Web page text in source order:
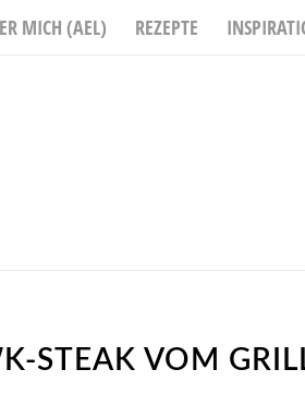
MICH (AEL) REZEPTE
STEAK VOM